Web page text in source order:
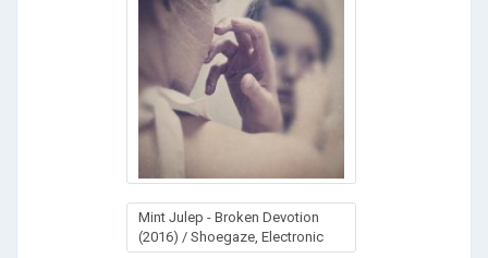
Mint Julep - Broken Devotion
(2016) / Shoegaze, Electronic